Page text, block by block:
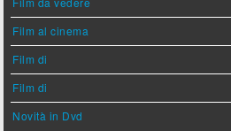
Film al cinema
Film di
Film di
Novità in Dvd